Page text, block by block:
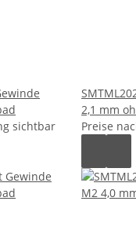
sichtbar
2,1 mm
Preise